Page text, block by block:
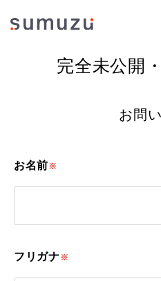
完全未公開
お問
お名前※
フリガナ※